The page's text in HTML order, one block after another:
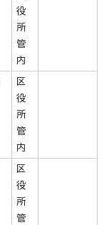
役
所
管
内
区
役
所
管
内
区
役
所
管